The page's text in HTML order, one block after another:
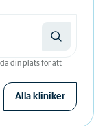
din plats för att
Alla kliniker